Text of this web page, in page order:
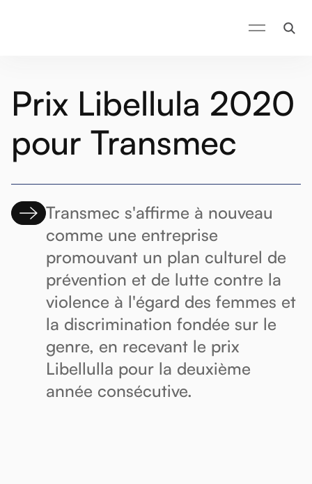
Prix Libellula 2020
pour Transmec
Transmec s'affirme à nouveau
comme une entreprise
promouvant un plan culturel de
prévention et de lutte contre la
violence à l'égard des femmes et
la discrimination fondée sur le
genre, en recevant le prix
Libellulla pour la deuxième
année consécutive.